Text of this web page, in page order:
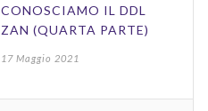
CONOSCIAMO IL DDL
ZAN (QUARTA PARTE)
17 Maggio 2021